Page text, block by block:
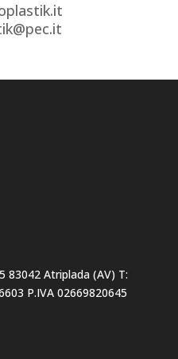
83042 Atriplada (AV) T:
P.IVA 02669820645